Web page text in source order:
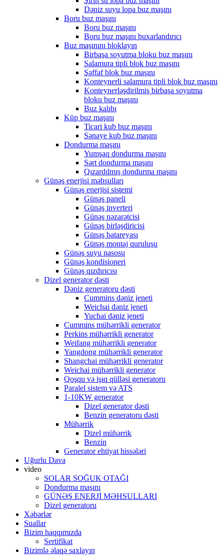
Dəniz suyu lopa buz maşını
Boru buz maşını
Boru buz maşını
Boru buz maşını buxarlandırıcı
Buz maşınını bloklayın
Birbaşa soyutma bloku buz maşını
Salamura tipli blok buz maşını
Şəffaf blok buz maşını
Konteynerli salamura tipli blok buz maşını
Konteynerləşdirilmiş birbaşa soyutma
bloku buz maşını
Buz kalıbı
Küp buz maşını
Ticari kub buz maşını
Sənaye kub buz maşını
Dondurma maşını
Yumşaq dondurma maşını
Sərt dondurma maşını
Qızardılmış dondurma maşını
Günəş enerjisi məhsulları
Günəş enerjisi sistemi
Günəş paneli
Günəş inverteri
Günəş nəzarətçisi
Günəş birləşdiricisi
Günəş batareyası
Günəş montaj quruluşu
Günəş suyu nasosu
Günəş kondisioneri
Günəş qızdırıcısı
Dizel generator dəsti
Dəniz generatoru dəsti
Cummins dəniz jeneti
Weichai dəniz jeneti
Yuchai dəniz jeneti
Cummins mühərrikli generator
Perkins mühərrikli generator
Weifang mühərrikli generator
Yangdong mühərrikli generator
Shangchai mühərrikli generator
Weichai mühərrikli generator
Qoşqu və işıq qülləsi generatoru
Paralel sistem və ATS
1-10KW generator
Dizel generator dəsti
Benzin generatoru dəsti
Mühərrik
Dizel mühərrik
Benzin
Generator ehtiyat hissələri
Uğurlu Dava
video
SOLAR SOĞUK OTAĞI
Dondurma maşını
GÜNƏŞ ENERJİ MƏHSULLARI
Dizel generatoru
Xəbərlər
Suallar
Bizim haqqımızda
Sertifikat
Bizimlə əlaqə saxlayın